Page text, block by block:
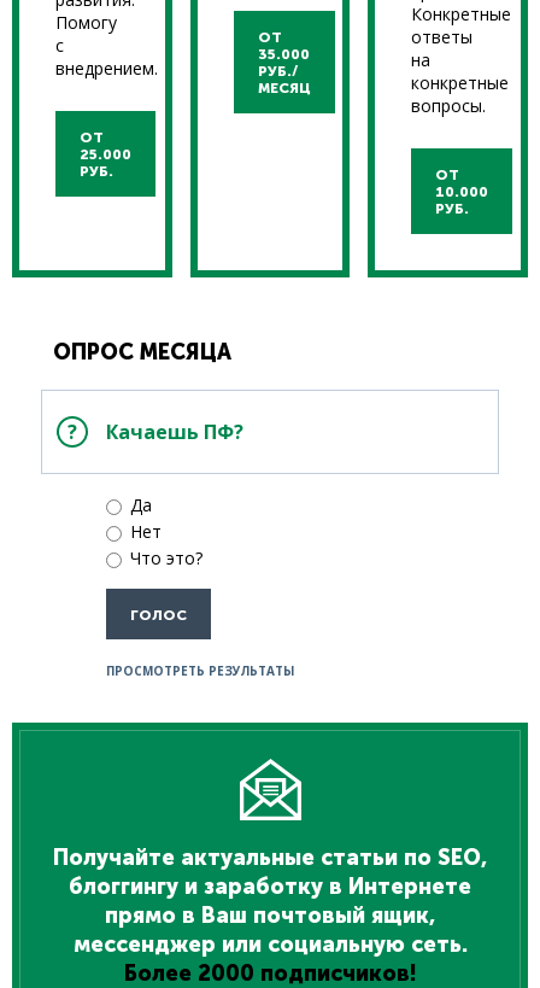
Помогу
с
внедрением.
ОТ
25.000
РУБ.
ОТ
35.000
РУБ./
МЕСЯЦ
Конкретные
ответы
на
конкретные
вопросы.
ОТ
10.000
РУБ.
ОПРОС МЕСЯЦА
Качаешь ПФ?
Да
Нет
Что это?
ПРОСМОТРЕТЬ РЕЗУЛЬТАТЫ
Получайте актуальные статьи по SEO,
блоггингу и заработку в Интернете
прямо в Ваш почтовый ящик,
мессенджер или социальную сеть.
Более 2000 подписчиков!